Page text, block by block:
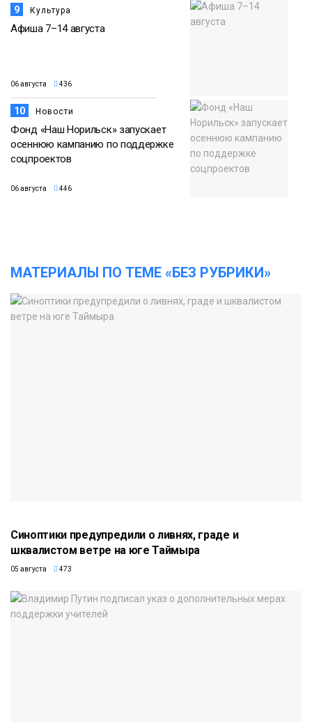
9 Культура
Афиша 7–14 августа
06 августа 436
10 Новости
Фонд «Наш Норильск» запускает
осеннюю кампанию по поддержке
соцпроектов
06 августа 446
МАТЕРИАЛЫ ПО ТЕМЕ «БЕЗ РУБРИКИ»
Синоптики предупредили о ливнях, граде и
шквалистом ветре на юге Таймыра
05 августа 473